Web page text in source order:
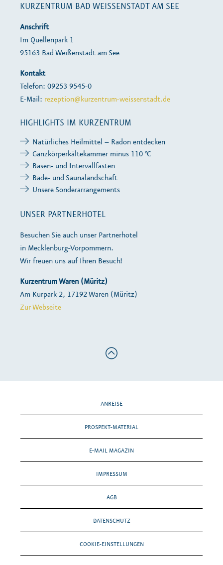
KURZENTRUM BAD WEISSENSTADT AM SEE
Anschrift
Im Quellenpark 1
95163 Bad Weißenstadt am See
Kontakt
Telefon: 09253 9545-0
E-Mail: rezeption@kurzentrum-weissenstadt.de
HIGHLIGHTS IM KURZENTRUM
Natürliches Heilmittel – Radon entdecken
Ganzkörperkältekammer minus 110 °C
Basen- und Intervallfasten
Bade- und Saunalandschaft
Unsere Sonderarrangements
UNSER PARTNERHOTEL
Besuchen Sie auch unser Partnerhotel
in Mecklenburg-Vorpommern.
Wir freuen uns auf Ihren Besuch!
Kurzentrum Waren (Müritz)
Am Kurpark 2, 17192 Waren (Müritz)
Zur Webseite
ANREISE
PROSPEKT-MATERIAL
E-MAIL MAGAZIN
IMPRESSUM
AGB
DATENSCHUTZ
COOKIE-EINSTELLUNGEN